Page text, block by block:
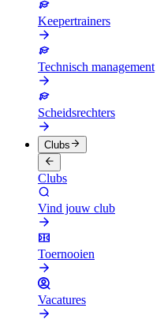
Keepertrainers
Technisch management
Scheidsrechters
Clubs
Clubs
Vind jouw club
Toernooien
Vacatures